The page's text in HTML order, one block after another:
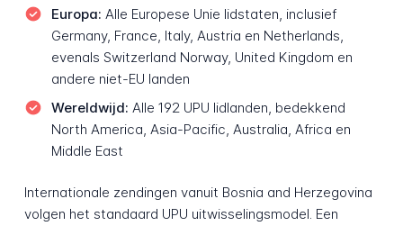
Europa: Alle Europese Unie lidstaten, inclusief
Germany, France, Italy, Austria en Netherlands,
evenals Switzerland Norway, United Kingdom en
andere niet-EU landen
Wereldwijd: Alle 192 UPU lidlanden, bedekkend
North America, Asia-Pacific, Australia, Africa en
Middle East
Internationale zendingen vanuit Bosnia and Herzegovina
volgen het standaard UPU uitwisselingsmodel. Een